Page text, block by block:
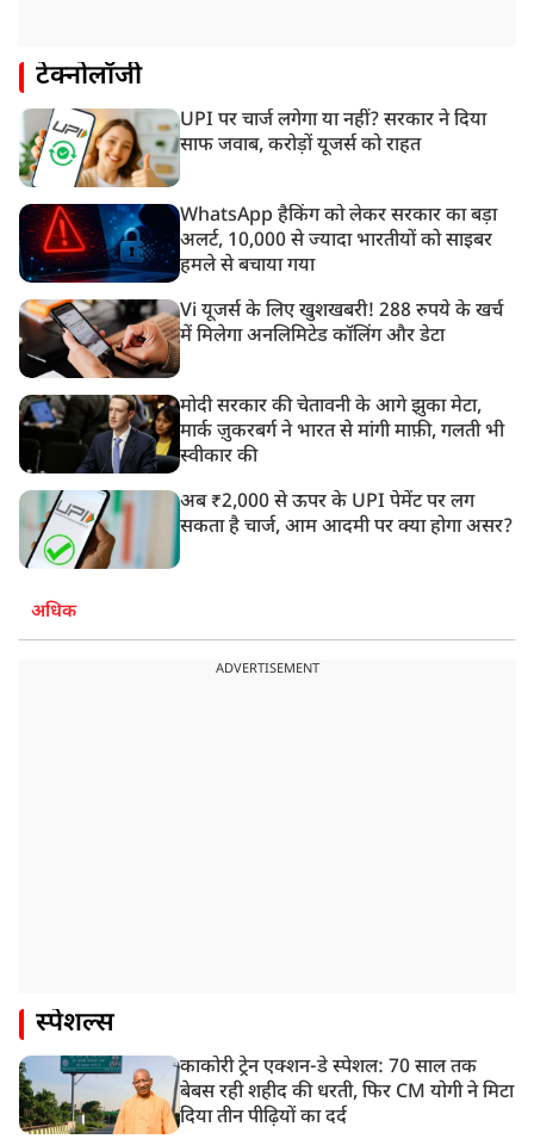
टेक्नोलॉजी
UPI पर चार्ज लगेगा या नहीं? सरकार ने दिया
साफ जवाब, करोड़ों यूजर्स को राहत
WhatsApp हैकिंग को लेकर सरकार का बड़ा
अलर्ट, 10,000 से ज्यादा भारतीयों को साइबर
हमले से बचाया गया
Vi यूजर्स के लिए खुशखबरी! 288 रुपये के खर्च
में मिलेगा अनलिमिटेड कॉलिंग और डेटा
मोदी सरकार की चेतावनी के आगे झुका मेटा,
मार्क ज़ुकरबर्ग ने भारत से मांगी माफ़ी, गलती भी
स्वीकार की
अब ₹2,000 से ऊपर के UPI पेमेंट पर लग
सकता है चार्ज, आम आदमी पर क्या होगा असर?
अधिक
ADVERTISEMENT
स्पेशल्स
काकोरी ट्रेन एक्शन-डे स्पेशल: 70 साल तक
बेबस रही शहीद की धरती, फिर CM योगी ने मिटा
दिया तीन पीढ़ियों का दर्द